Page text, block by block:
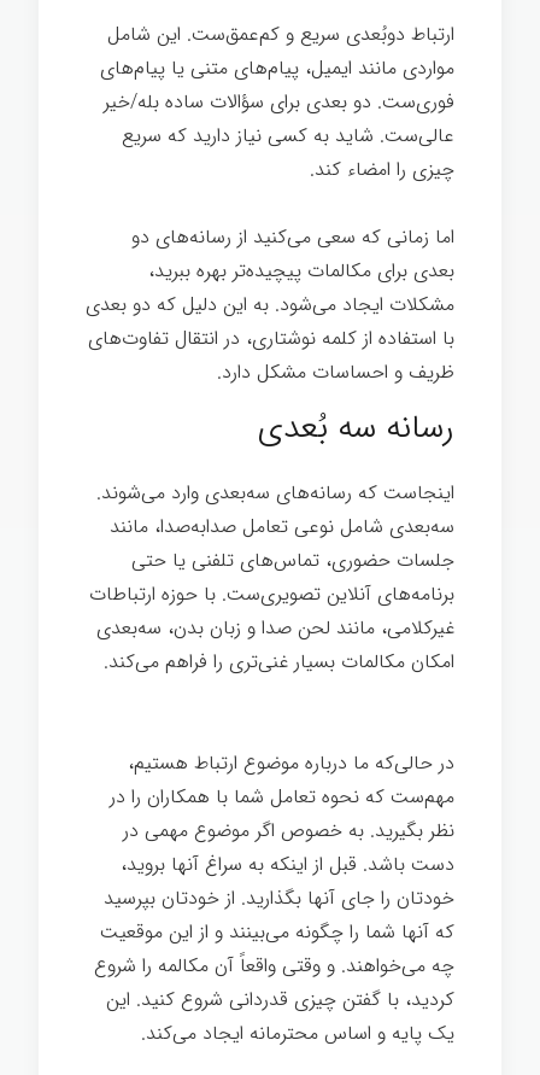
ارتباط دوبُعدی سریع و کم‌عمق‌ست. این شامل
مواردی مانند ایمیل، پیام‌های متنی یا پیام‌های
فوری‌ست. دو بعدی برای سؤالات ساده بله/خیر
عالی‌ست. شاید به کسی نیاز دارید که سریع
چیزی را امضاء کند.
اما زمانی که سعی می‌کنید از رسانه‌های دو
بعدی برای مکالمات پیچیده‌تر بهره ببرید،
مشکلات ایجاد می‌شود. به این دلیل که دو بعدی
با استفاده از کلمه نوشتاری، در انتقال تفاوت‌های
ظریف و احساسات مشکل دارد.
رسانه سه بُعدی
اینجاست که رسانه‌های سه‌بعدی وارد می‌شوند.
سه‌بعدی شامل نوعی تعامل صدابه‌صدا، مانند
جلسات حضوری، تماس‌های تلفنی یا حتی
برنامه‌های آنلاین تصویری‌ست. با حوزه ارتباطات
غیرکلامی، مانند لحن صدا و زبان بدن، سه‌بعدی
امکان مکالمات بسیار غنی‌تری را فراهم می‌کند.
در حالی‌که ما درباره موضوع ارتباط هستیم،
مهم‌ست که نحوه تعامل شما با همکاران را در
نظر بگیرید. به خصوص اگر موضوع مهمی در
دست باشد. قبل از اینکه به سراغ آنها بروید،
خودتان را جای آنها بگذارید. از خودتان بپرسید
که آنها شما را چگونه می‌بینند و از این موقعیت
چه می‌خواهند. و وقتی واقعاً آن مکالمه را شروع
کردید، با گفتن چیزی قدردانی شروع کنید. این
یک پایه و اساس محترمانه ایجاد می‌کند.